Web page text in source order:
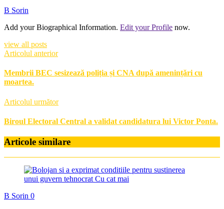
B Sorin
Add your Biographical Information. Edit your Profile now.
view all posts
Articolul anterior
Membrii BEC sesizează poliția și CNA după amenințări cu
moartea.
Articolul următor
Biroul Electoral Central a validat candidatura lui Victor Ponta.
Articole similare
B Sorin 0